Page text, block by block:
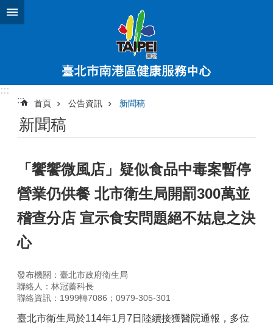
跳到主要內容區塊
:::
:::
首頁 公告資訊 新聞稿
新聞稿
「饗饗微風店」疑似食品中毒案暫停
營業仍供餐 北市衛生局開罰300萬並
稽查分店 宣示食安問題絕不姑息之決
心
發布機關：臺北市政府衛生局
聯絡人：林冠蓁科長
聯絡資訊：1999轉7086；0979-305-301
臺北市衛生局於114年1月7日陸續接獲醫院通報，多位